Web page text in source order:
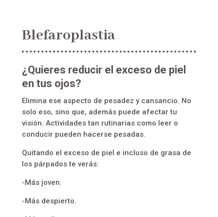
Blefaroplastia
¿Quieres reducir el exceso de piel
en tus ojos?
Elimina ese aspecto de pesadez y cansancio. No
solo eso, sino que, además puede afectar tu
visión. Actividades tan rutinarias como leer o
conducir pueden hacerse pesadas.
Quitando el exceso de piel e incluso de grasa de
los párpados te verás:
-Más joven.
-Más despierto.